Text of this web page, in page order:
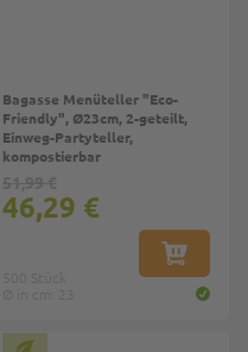
Bagasse Menüteller "Eco-
Friendly", Ø23cm, 2-geteilt,
Einweg-Partyteller,
kompostierbar
IN DEN
46,29 €